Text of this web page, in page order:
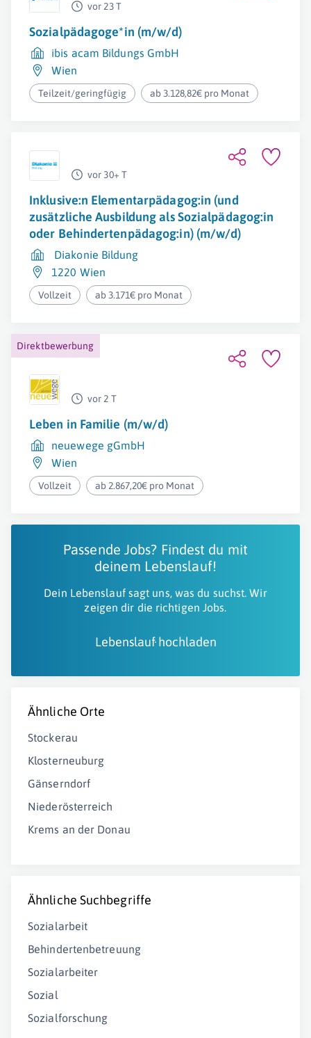
vor 23 T
Sozialpädagoge*in (m/w/d)
ibis acam Bildungs GmbH
Wien
Teilzeit/geringfügig ab 3.128,82€ pro Monat
vor 30+ T
Inklusive:n Elementarpädagog:in (und
zusätzliche Ausbildung als Sozialpädagog:in
oder Behindertenpädagog:in) (m/w/d)
Diakonie Bildung
1220 Wien
Vollzeit ab 3.171€ pro Monat
Direktbewerbung
vor 2 T
Leben in Familie (m/w/d)
neuewege gGmbH
Wien
Vollzeit ab 2.867,20€ pro Monat
Passende Jobs? Findest du mit
deinem Lebenslauf!
Dein Lebenslauf sagt uns, was du suchst. Wir
zeigen dir die richtigen Jobs.
Lebenslauf hochladen
Ähnliche Orte
Stockerau
Klosterneuburg
Gänserndorf
Niederösterreich
Krems an der Donau
Ähnliche Suchbegriffe
Sozialarbeit
Behindertenbetreuung
Sozialarbeiter
Sozial
Sozialforschung